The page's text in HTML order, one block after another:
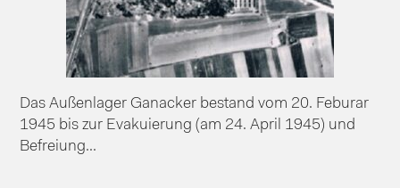
Das Außenlager Ganacker bestand vom 20. Feburar
1945 bis zur Evakuierung (am 24. April 1945) und
Befreiung...